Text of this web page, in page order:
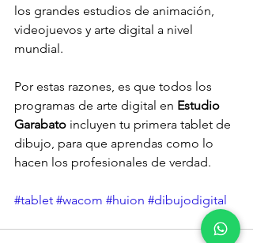
los grandes estudios de animación,
videojuevos y arte digital a nivel
mundial.
Por estas razones, es que todos los
programas de arte digital en Estudio
Garabato incluyen tu primera tablet de
dibujo, para que aprendas como lo
hacen los profesionales de verdad.
#tablet #wacom #huion #dibujodigital